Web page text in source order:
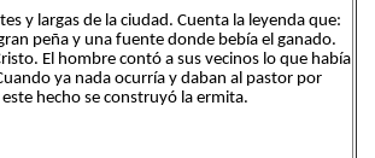
y largas de la ciudad. Cuenta la leyenda que:
peña y una fuente donde bebía el ganado.
El hombre contó a sus vecinos lo que había
ya nada ocurría y daban al pastor por
hecho se construyó la ermita.